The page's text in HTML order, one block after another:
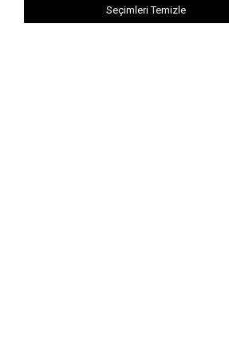
Seçimleri Temizle